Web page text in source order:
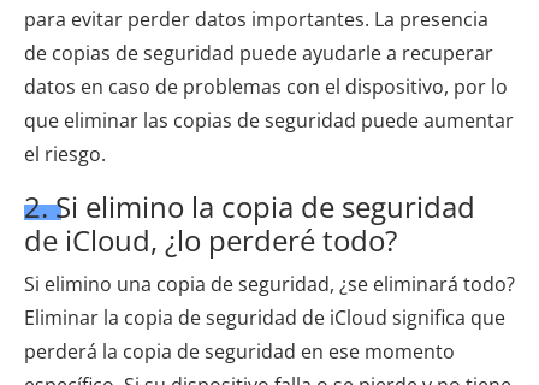
para evitar perder datos importantes. La presencia
de copias de seguridad puede ayudarle a recuperar
datos en caso de problemas con el dispositivo, por lo
que eliminar las copias de seguridad puede aumentar
el riesgo.
2. Si elimino la copia de seguridad
de iCloud, ¿lo perderé todo?
Si elimino una copia de seguridad, ¿se eliminará todo?
Eliminar la copia de seguridad de iCloud significa que
perderá la copia de seguridad en ese momento